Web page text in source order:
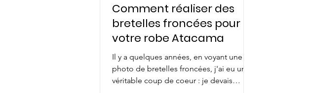
Comment réaliser des
bretelles froncées pour
votre robe Atacama
Il y a quelques années, en voyant une
photo de bretelles froncées, j'ai eu un
véritable coup de coeur : je devais